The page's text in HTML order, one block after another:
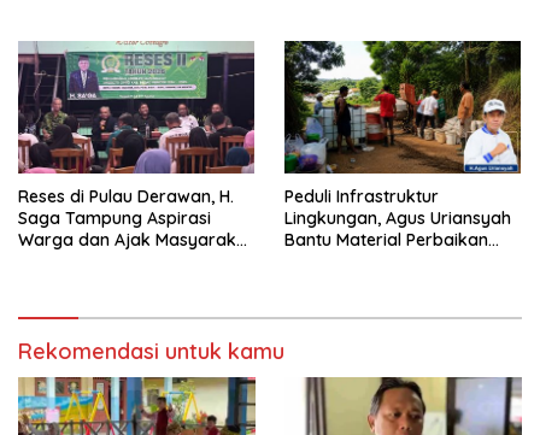
Reses di Pulau Derawan, H.
Saga Tampung Aspirasi
Warga dan Ajak Masyarakat
Peduli Infrastruktur
Lingkungan, Agus Uriansyah
Bantu Material Perbaikan
Rekomendasi untuk kamu